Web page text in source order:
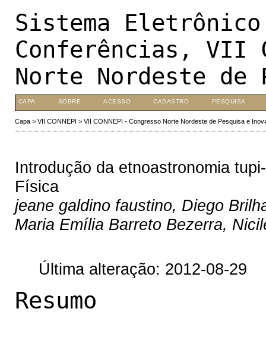
Sistema
Conferências, VII
Norte Nordeste de
CAPA SOBRE ACESSO CADASTRO PESQUISA
Capa> VII CONNEPI > VII CONNEPI - Congresso Norte Nordeste de Pesquisa e
Introdução da etnoastronomia
Física
jeane galdino faustino, Diego
Maria Emília Barreto Bezerra,
Última alteração: 2012-08-29
Resumo